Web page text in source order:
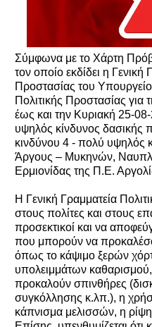
Σύμφωνα με το Χάρτη
τον οποίο εκδίδει η Γενική
Προστασίας του
Πολιτικής Προστασίας
έως και την Κυριακή 25-
υψηλός κίνδυνος δασικής
κινδύνου 4 - πολύ υψηλός
Άργους – Μυκηνών,
Ερμιονίδας της Π.Ε.
Η Γενική Γραμματεία
στους πολίτες και στους
προσεκτικοί και να
που μπορούν να
όπως το κάψιμο ξερών
υπολειμμάτων
προκαλούν σπινθήρες
συγκόλλησης κ.λπ.), η
κάπνισμα μελισσών, η